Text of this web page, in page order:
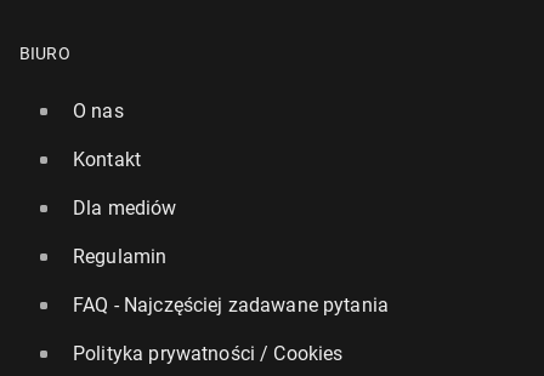
BIURO
O nas
Kontakt
Dla mediów
Regulamin
FAQ - Najczęściej zadawane pytania
Polityka prywatności / Cookies